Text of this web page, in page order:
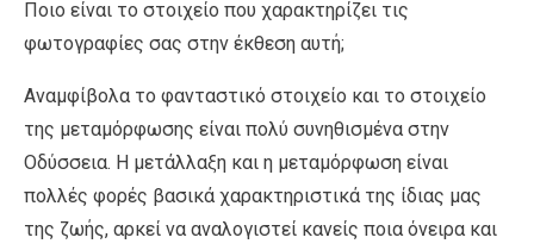
Ποιο είναι το στοιχείο που χαρακτηρίζει τις
φωτογραφίες σας στην έκθεση αυτή;
Αναμφίβολα το φανταστικό στοιχείο και το στοιχείο
της μεταμόρφωσης είναι πολύ συνηθισμένα στην
Οδύσσεια. Η μετάλλαξη και η μεταμόρφωση είναι
πολλές φορές βασικά χαρακτηριστικά της ίδιας μας
της ζωής, αρκεί να αναλογιστεί κανείς ποια όνειρα και